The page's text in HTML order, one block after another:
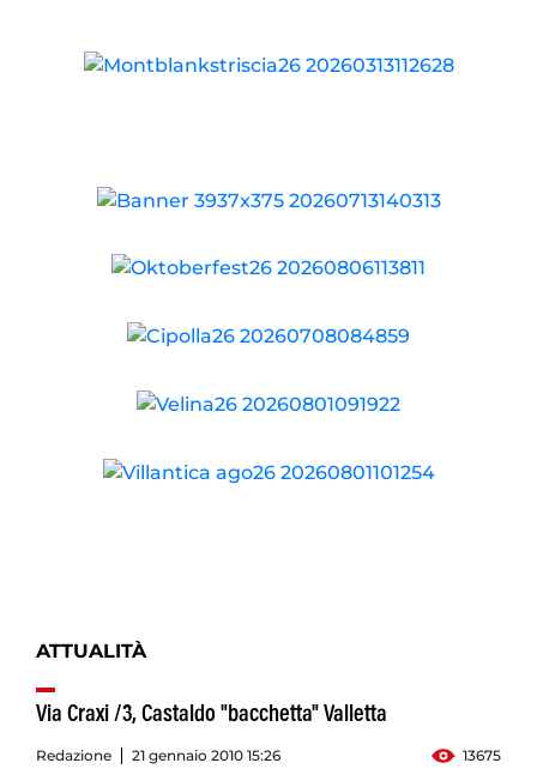
ATTUALITÀ
Via Craxi /3, Castaldo "bacchetta" Valletta
Redazione 21 gennaio 2010 15:26 13675